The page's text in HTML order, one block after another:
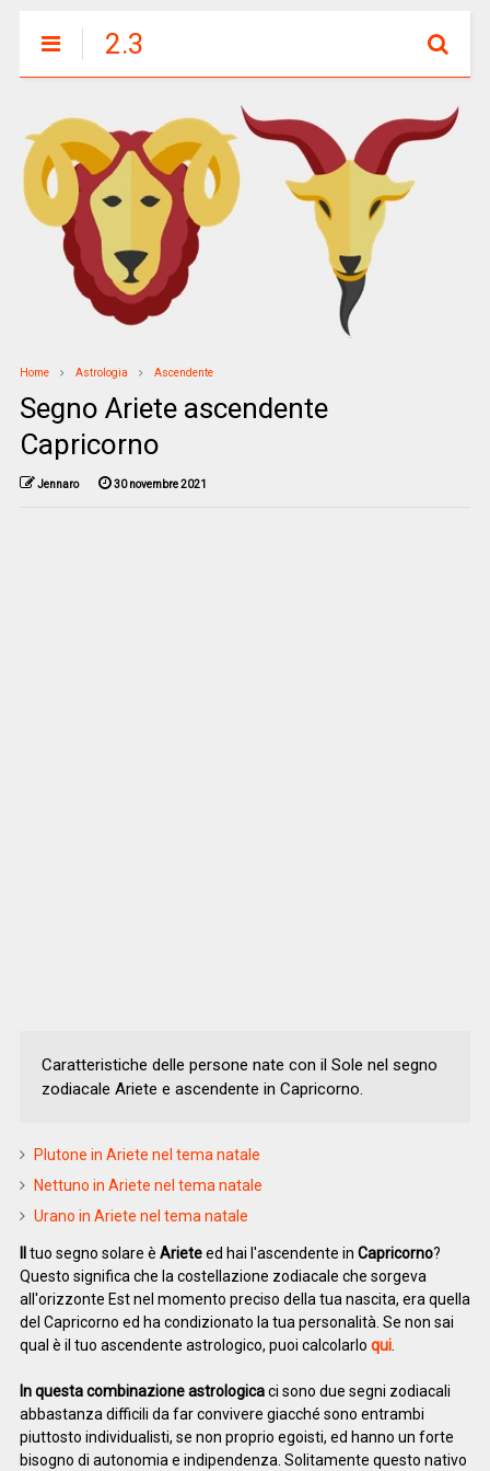
2.3
Home Astrologia Ascendente
Segno Ariete ascendente
Capricorno
Jennaro 30 novembre 2021
Caratteristiche delle persone nate con il Sole nel segno
zodiacale Ariete e ascendente in Capricorno.
Plutone in Ariete nel tema natale
Nettuno in Ariete nel tema natale
Urano in Ariete nel tema natale
tuo segno solare è Arieteed hai l'ascendente in Capricorno?
Questo significa che la costellazione zodiacale che sorgeva
all'orizzonte Est nel momento preciso della tua nascita, era quella
del Capricorno ed ha condizionato la tua personalità. Se non sai
qual è il tuo ascendente astrologico, puoi calcolarlo qui.
In questa combinazione astrologicaci sono due segni zodiacali
abbastanza difficili da far convivere giacché sono entrambi
piuttosto individualisti, se non proprio egoisti, ed hanno un forte
bisogno di autonomia e indipendenza. Solitamente questo nativo